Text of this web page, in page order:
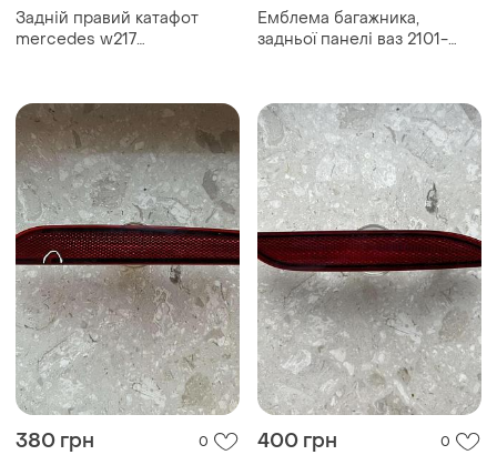
Задній правий катафот
mercedes w217
Емблема багажника,
задньої панелі ваз 2101-
380 грн 0 400 грн 0